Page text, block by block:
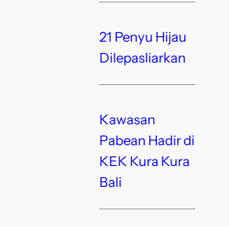
21 Penyu Hijau
Dilepasliarkan
Kawasan
Pabean Hadir di
KEK Kura Kura
Bali